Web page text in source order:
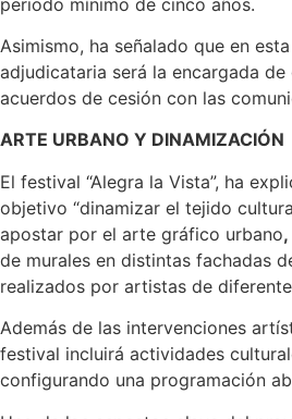
Asimismo, ha señalado que en
adjudicataria será la encargada
acuerdos de cesión con las
ARTE URBANO Y DINAMIZACIÓN
El festival “Alegra la Vista”, ha
objetivo “dinamizar el tejido
apostar por el arte gráfico urbano,
de murales en distintas fachadas
realizados por artistas de
Además de las intervenciones
festival incluirá actividades
configurando una programación